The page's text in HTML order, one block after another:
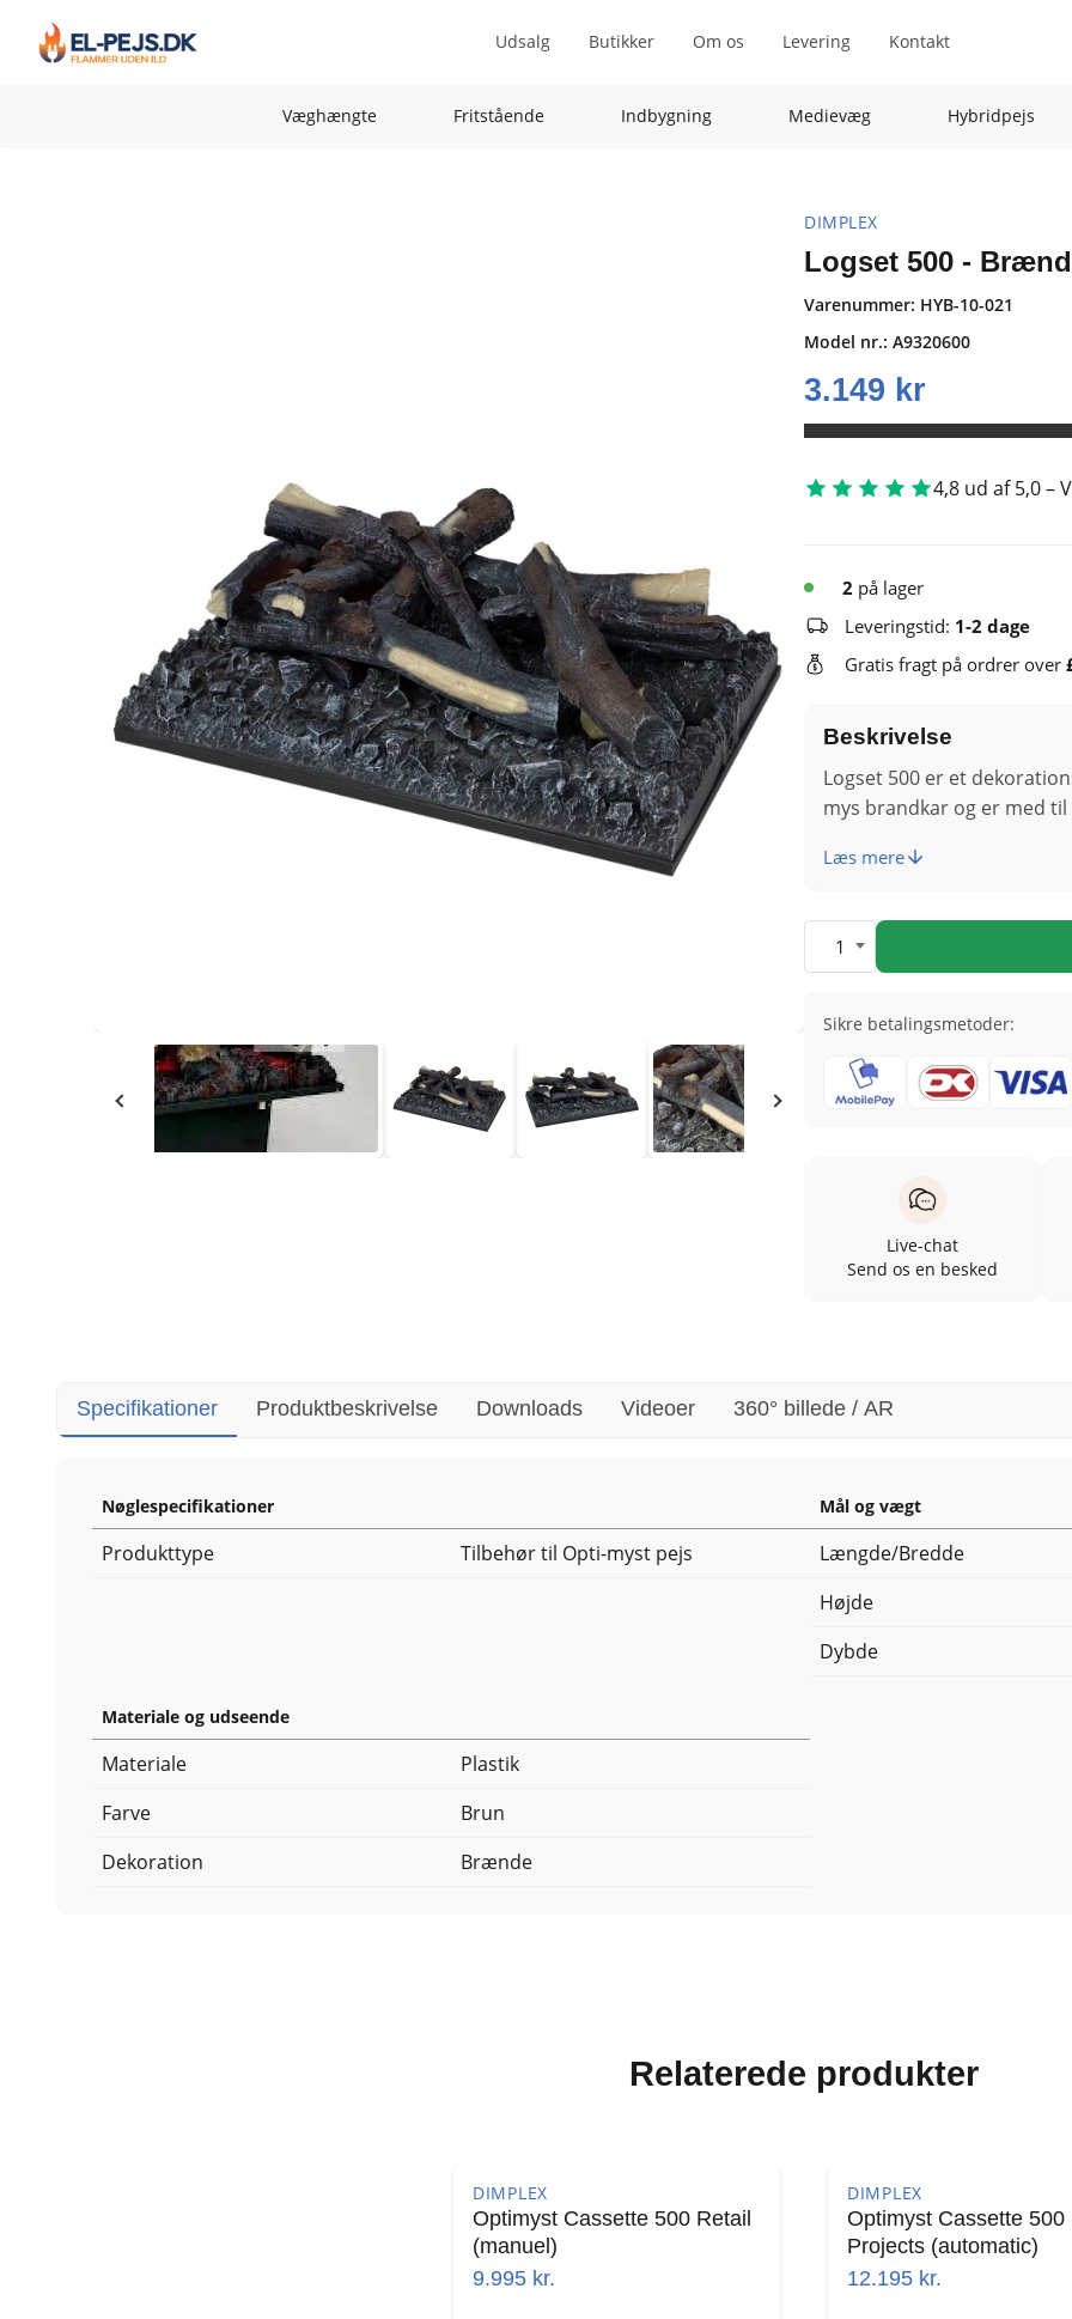
Udsalg Butikker Om os Levering Kontakt
Væghængte Fritstående Indbygning Medievæg Hybridpejs
DIMPLEX
Logset 500 -
Varenummer: HYB-10-021
Model nr.: A9320600
3.149 kr
4,8 ud af 5,0 –
2 på lager
Leveringstid: 1-2 dage
Gratis fragt på ordrer over
Beskrivelse
Logset 500 er et
mys brandkar og er med
Læs mere
1
Sikre betalingsmetoder:
Live-chat
Send os en besked
Specifikationer Produktbeskrivelse Downloads Videoer 360° billede / AR
Nøglespecifikationer
Produkttype Tilbehør til Opti-myst pejs
Mål og vægt
Længde/Bredde
Højde
Dybde
Materiale og udseende
Materiale
Plastik
Farve
Brun
Dekoration
Brænde
Relaterede produkter
DIMPLEX
Optimyst Cassette 500 Retail
(manuel)
9.995 kr.
DIMPLEX
Optimyst Cassette 500
Projects (automatic)
12.195 kr.